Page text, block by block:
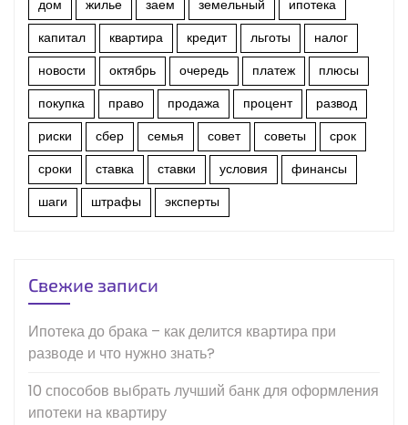
дом
жилье заем земельный
ипотека
капитал
квартира кредит льготы
налог
новости
октябрь очередь платеж
плюсы
покупка
право продажа процент
развод
риски
сбер семья совет советы
срок
сроки
ставка ставки условия
финансы
шаги
штрафы эксперты
Свежие записи
Ипотека до брака – как делится квартира при
разводе и что нужно знать?
10 способов выбрать лучший банк для оформления
ипотеки на квартиру